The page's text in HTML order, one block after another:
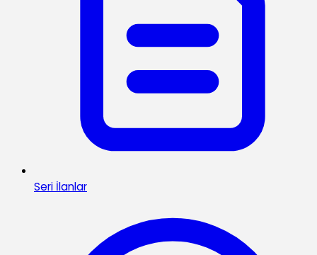
Seri İlanlar